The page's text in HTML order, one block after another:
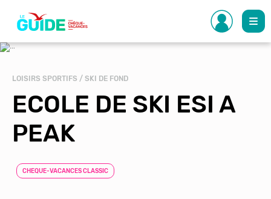
contenu
principal
LOISIRS SPORTIFS / SKI DE FOND
ECOLE DE SKI ESI A
PEAK
CHEQUE-VACANCES CLASSIC